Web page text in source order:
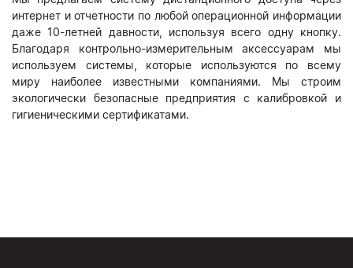
интернет и отчетности по любой операционной информации
даже 10-летней давности, используя всего одну кнопку.
Благодаря контрольно-измерительным аксессуарам мы
используем системы, которые используются по всему
миру наиболее известными компаниями. Мы строим
экологически безопасные предприятия с калибровкой и
гигиеническими сертификатами.